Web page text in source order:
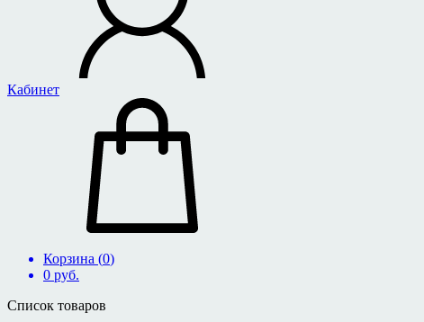
Кабинет
Корзина (0)
0 руб.
Список товаров